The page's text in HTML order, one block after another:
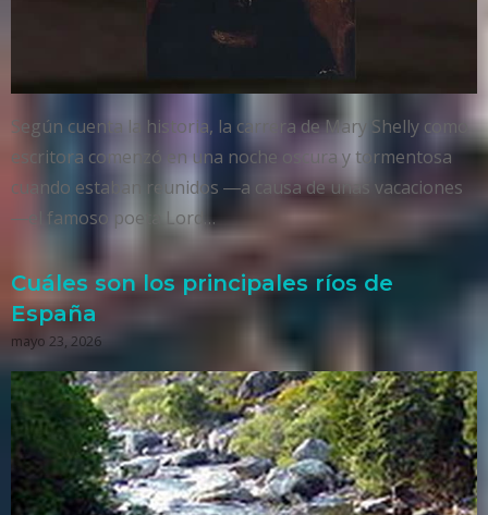
Según cuenta la historia, la carrera de Mary Shelly como
escritora comenzó en una noche oscura y tormentosa
cuando estaban reunidos ―a causa de unas vacaciones
―el famoso poeta Lord…
Cuáles son los principales ríos de
España
mayo 23, 2026